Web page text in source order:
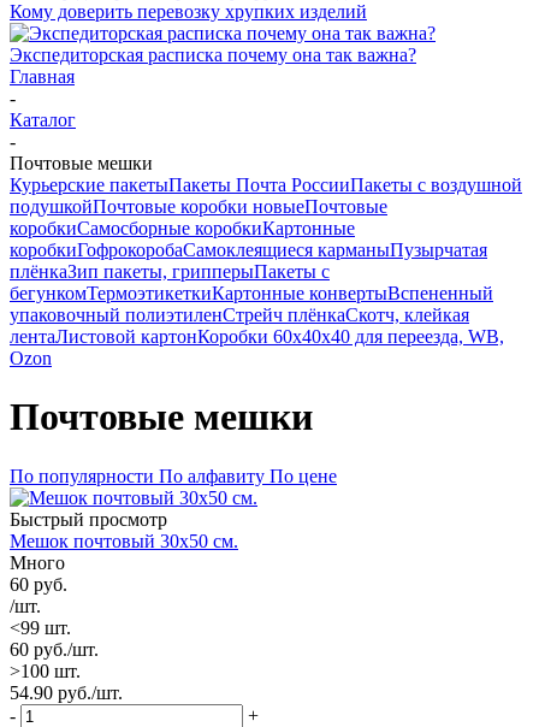
Кому доверить перевозку хрупких изделий
Экспедиторская расписка почему она так важна?
Главная
-
Каталог
-
Почтовые мешки
Курьерские пакетыПакеты Почта РоссииПакеты с воздушной
подушкойПочтовые коробки новыеПочтовые
коробкиСамосборные коробкиКартонные
коробкиГофрокоробаСамоклеящиеся карманыПузырчатая
плёнкаЗип пакеты, грипперыПакеты с
бегункомТермоэтикеткиКартонные конвертыВспененный
упаковочный полиэтиленСтрейч плёнкаСкотч, клейкая
лентаЛистовой картонКоробки 60х40х40 для переезда, WB,
Ozon
Почтовые мешки
По популярности По алфавиту По цене
Быстрый просмотр
Мешок почтовый 30х50 см.
Много
60 руб.
/шт.
<99 шт.
60 руб./шт.
>100 шт.
54.90 руб./шт.
-
+